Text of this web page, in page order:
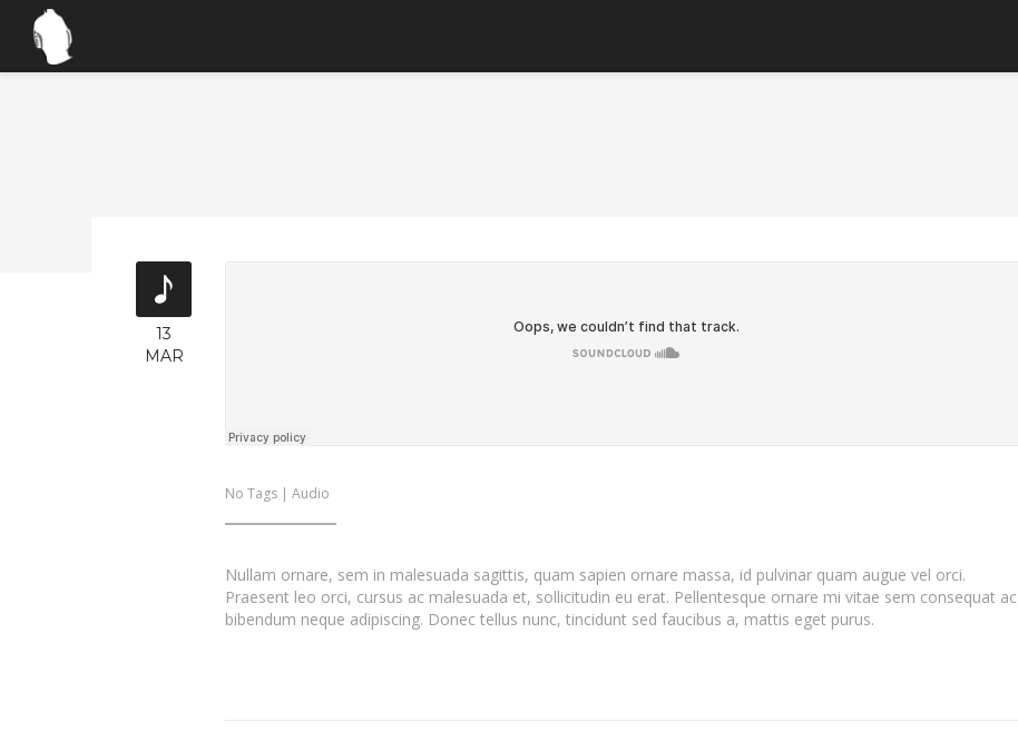
13
MAR
No Tags | Audio
Nullam ornare, sem in malesuada sagittis, quam sapien ornare massa, id pulvinar quam augue vel orci.
Praesent leo orci, cursus ac malesuada et, sollicitudin eu erat. Pellentesque ornare mi vitae sem consequat ac
bibendum neque adipiscing. Donec tellus nunc, tincidunt sed faucibus a, mattis eget purus.